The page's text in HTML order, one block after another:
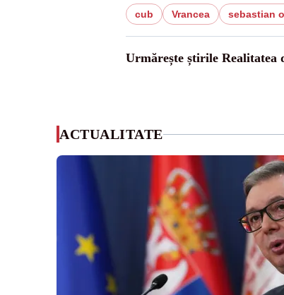
cub Vrancea sebastian
Urmărește știrile Realitatea
ACTUALITATE